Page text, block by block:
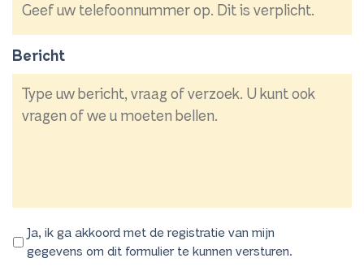
Bericht
Ja, ik ga akkoord met de registratie van mijn
gegevens om dit formulier te kunnen versturen.